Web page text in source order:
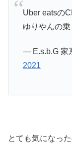
Uber eatsの
ゆりやんの乗
— E.s.b.G 家
2021
とても気になっ